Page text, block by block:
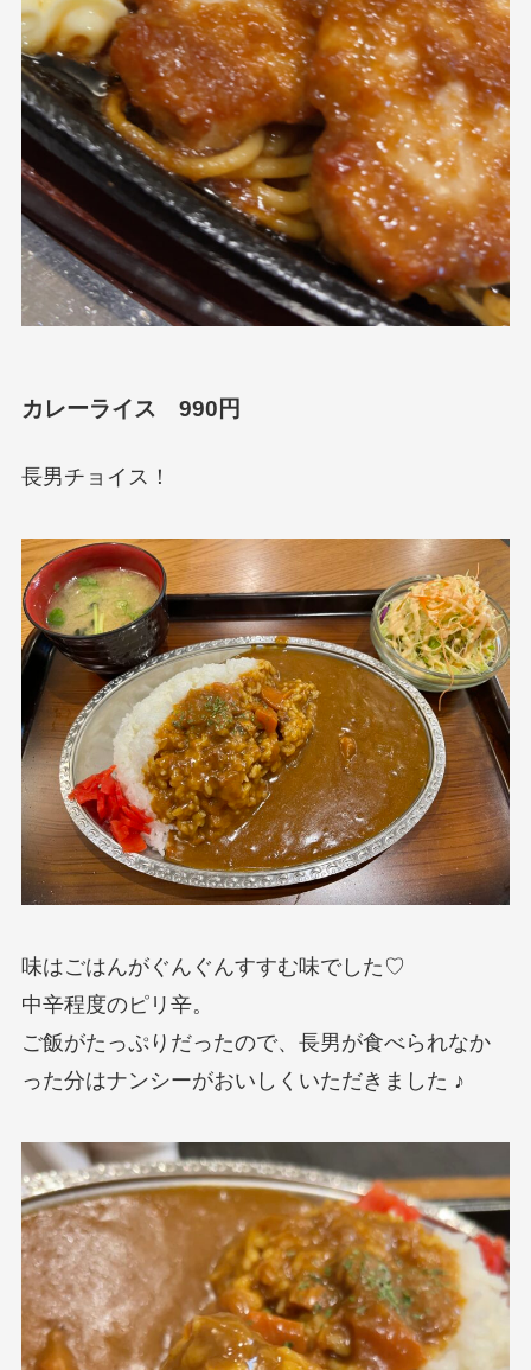
カレーライス 990円
長男チョイス！
味はごはんがぐんぐんすすむ味でした♡
中辛程度のピリ辛。
ご飯がたっぷりだったので、長男が食べられなか
った分はナンシーがおいしくいただきました ♪